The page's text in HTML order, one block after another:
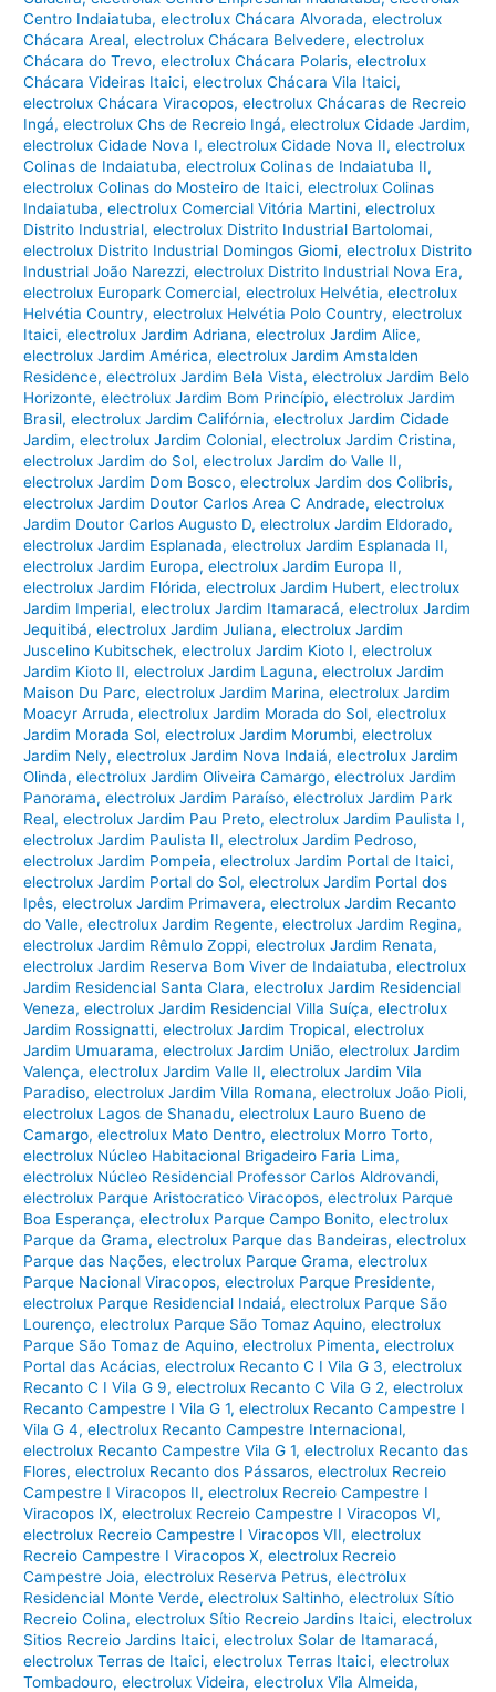
Centro Indaiatuba,electrolux Chácara Alvorada,electrolux
Chácara Areal,electrolux Chácara Belvedere,electrolux
Chácara do Trevo,electrolux Chácara Polaris,electrolux
Chácara Videiras Itaici,electrolux Chácara Vila Itaici,
electrolux Chácara Viracopos,electrolux Chácaras de Recreio
Ingá,electrolux Chs de Recreio Ingá,electrolux Cidade Jardim,
electrolux Cidade Nova I,electrolux Cidade Nova II,electrolux
Colinas de Indaiatuba,electrolux Colinas de Indaiatuba II,
electrolux Colinas do Mosteiro de Itaici,electrolux Colinas
Indaiatuba,electrolux Comercial Vitória Martini,electrolux
Distrito Industrial,electrolux Distrito Industrial Bartolomai,
electrolux Distrito Industrial Domingos Giomi,electrolux Distrito
Industrial João Narezzi,electrolux Distrito Industrial Nova Era,
electrolux Europark Comercial,electrolux Helvétia,electrolux
Helvétia Country,electrolux Helvétia Polo Country,electrolux
Itaici,electrolux Jardim Adriana,electrolux Jardim Alice,
electrolux Jardim América,electrolux Jardim Amstalden
Residence,electrolux Jardim Bela Vista,electrolux Jardim Belo
Horizonte,electrolux Jardim Bom Princípio,electrolux Jardim
Brasil,electrolux Jardim Califórnia,electrolux Jardim Cidade
Jardim,electrolux Jardim Colonial,electrolux Jardim Cristina,
electrolux Jardim do Sol,electrolux Jardim do Valle II,
electrolux Jardim Dom Bosco,electrolux Jardim dos Colibris,
electrolux Jardim Doutor Carlos Area C Andrade,electrolux
Jardim Doutor Carlos Augusto D,electrolux Jardim Eldorado,
electrolux Jardim Esplanada,electrolux Jardim Esplanada II,
electrolux Jardim Europa,electrolux Jardim Europa II,
electrolux Jardim Flórida,electrolux Jardim Hubert,electrolux
Jardim Imperial,electrolux Jardim Itamaracá,electrolux Jardim
Jequitibá,electrolux Jardim Juliana,electrolux Jardim
Juscelino Kubitschek,electrolux Jardim Kioto I,electrolux
Jardim Kioto II,electrolux Jardim Laguna,electrolux Jardim
Maison Du Parc,electrolux Jardim Marina,electrolux Jardim
Moacyr Arruda,electrolux Jardim Morada do Sol,electrolux
Jardim Morada Sol,electrolux Jardim Morumbi,electrolux
Jardim Nely,electrolux Jardim Nova Indaiá,electrolux Jardim
Olinda,electrolux Jardim Oliveira Camargo,electrolux Jardim
Panorama,electrolux Jardim Paraíso,electrolux Jardim Park
Real,electrolux Jardim Pau Preto,electrolux Jardim Paulista I,
electrolux Jardim Paulista II,electrolux Jardim Pedroso,
electrolux Jardim Pompeia,electrolux Jardim Portal de Itaici,
electrolux Jardim Portal do Sol,electrolux Jardim Portal dos
Ipês,electrolux Jardim Primavera,electrolux Jardim Recanto
do Valle,electrolux Jardim Regente,electrolux Jardim Regina,
electrolux Jardim Rêmulo Zoppi,electrolux Jardim Renata,
electrolux Jardim Reserva Bom Viver de Indaiatuba,electrolux
Jardim Residencial Santa Clara,electrolux Jardim Residencial
Veneza,electrolux Jardim Residencial Villa Suíça,electrolux
Jardim Rossignatti,electrolux Jardim Tropical,electrolux
Jardim Umuarama,electrolux Jardim União,electrolux Jardim
Valença,electrolux Jardim Valle II,electrolux Jardim Vila
Paradiso,electrolux Jardim Villa Romana,electrolux João Pioli,
electrolux Lagos de Shanadu,electrolux Lauro Bueno de
Camargo,electrolux Mato Dentro,electrolux Morro Torto,
electrolux Núcleo Habitacional Brigadeiro Faria Lima,
electrolux Núcleo Residencial Professor Carlos Aldrovandi,
electrolux Parque Aristocratico Viracopos,electrolux Parque
Boa Esperança,electrolux Parque Campo Bonito,electrolux
Parque da Grama,electrolux Parque das Bandeiras,electrolux
Parque das Nações,electrolux Parque Grama,electrolux
Parque Nacional Viracopos,electrolux Parque Presidente,
electrolux Parque Residencial Indaiá,electrolux Parque São
Lourenço,electrolux Parque São Tomaz Aquino,electrolux
Parque São Tomaz de Aquino,electrolux Pimenta,electrolux
Portal das Acácias,electrolux Recanto C I Vila G 3,electrolux
Recanto C I Vila G 9,electrolux Recanto C Vila G 2,electrolux
Recanto Campestre I Vila G 1,electrolux Recanto Campestre I
Vila G 4,electrolux Recanto Campestre Internacional,
electrolux Recanto Campestre Vila G 1,electrolux Recanto das
Flores,electrolux Recanto dos Pássaros,electrolux Recreio
Campestre I Viracopos II,electrolux Recreio Campestre I
Viracopos IX,electrolux Recreio Campestre I Viracopos VI,
electrolux Recreio Campestre I Viracopos VII,electrolux
Recreio Campestre I Viracopos X,electrolux Recreio
Campestre Joia,electrolux Reserva Petrus,electrolux
Residencial Monte Verde,electrolux Saltinho,electrolux Sítio
Recreio Colina,electrolux Sítio Recreio Jardins Itaici,electrolux
Sitios Recreio Jardins Itaici,electrolux Solar de Itamaracá,
electrolux Terras de Itaici,electrolux Terras Itaici,electrolux
Tombadouro,electrolux Videira,electrolux Vila Almeida,